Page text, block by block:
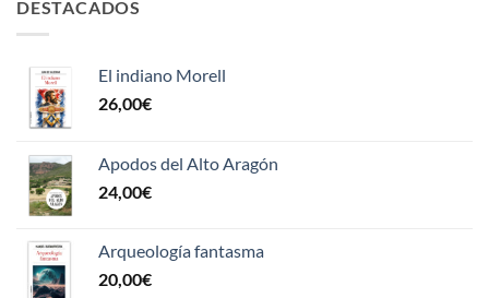
DESTACADOS
El indiano Morell
26,00€
Apodos del Alto Aragón
24,00€
Arqueología fantasma
20,00€